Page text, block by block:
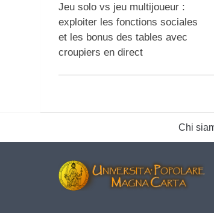
Jeu solo vs jeu multijoueur :
exploiter les fonctions sociales
et les bonus des tables avec
croupiers en direct
Chi